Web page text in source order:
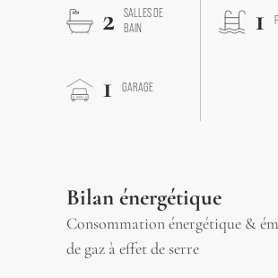
2
SALLES DE
BAIN
1
1 GARAGE
Bilan énergétique
Consommation énergétique &
de gaz à effet de serre